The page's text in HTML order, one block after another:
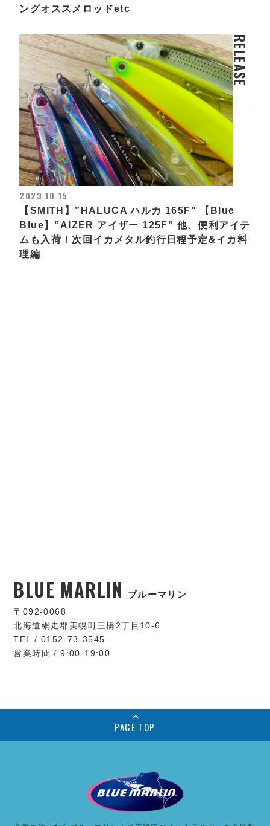
ングオススメロッドetc
RELEASE
2023.10.15
【SMITH】”HALUCA ハルカ 165F” 【Blue
Blue】”AIZER アイザー 125F” 他、便利アイテ
ムも入荷！次回イカメタル釣行日程予定&イカ料
理編
BLUE MARLIN ブルーマリン
〒092-0068
北海道網走郡美幌町三橋2丁目10-6
TEL / 0152-73-3545
営業時間 / 9:00-19:00
PAGE TOP